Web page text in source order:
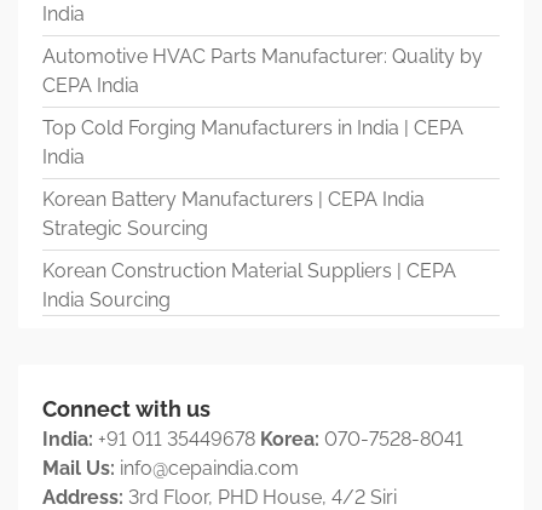
India
Automotive HVAC Parts Manufacturer: Quality by
CEPA India
Top Cold Forging Manufacturers in India | CEPA
India
Korean Battery Manufacturers | CEPA India
Strategic Sourcing
Korean Construction Material Suppliers | CEPA
India Sourcing
Connect with us
India: +91 011 35449678 Korea: 070-7528-8041
Mail Us: info@cepaindia.com
Address: 3rd Floor, PHD House, 4/2 Siri